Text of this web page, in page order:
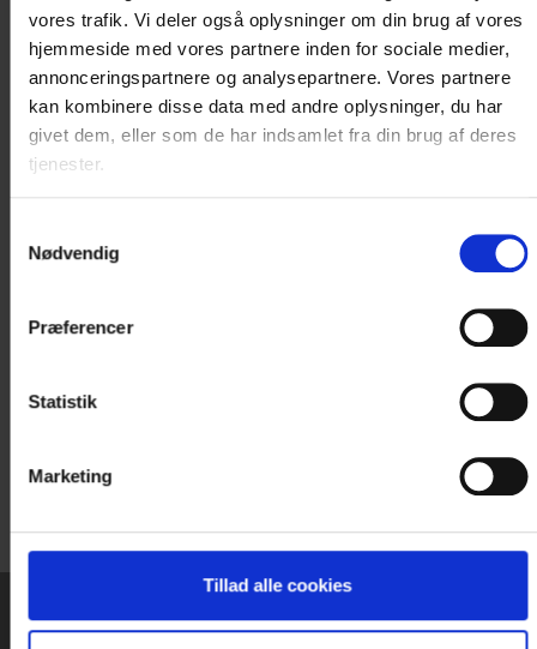
vores trafik. Vi deler også oplysninger om din brug af vores
hjemmeside med vores partnere inden for sociale medier,
annonceringspartnere og analysepartnere. Vores partnere
kan kombinere disse data med andre oplysninger, du har
givet dem, eller som de har indsamlet fra din brug af deres
tjenester.
Nødvendig
Præferencer
Statistik
Marketing
Tillad alle cookies
hoteller.dk